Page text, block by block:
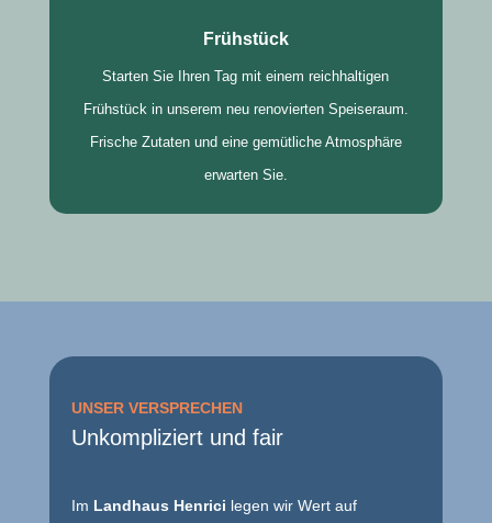
Frühstück
Starten Sie Ihren Tag mit einem reichhaltigen
Frühstück in unserem neu renovierten Speiseraum.
Frische Zutaten und eine gemütliche Atmosphäre
erwarten Sie.
UNSER VERSPRECHEN
Unkompliziert und fair
Im Landhaus Henrici legen wir Wert auf